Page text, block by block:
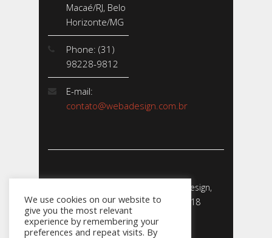
Macaé/RJ, Belo
Horizonte/MG
Phone: (31)
98228-9812
E-mail:
contato@webadesign.com.br
Webadesign - Empresa de Webdesign,
Desenvolvimento de Sites - 2018
CNPJ: 23.856.204/0001-­24
We use cookies on our website to
give you the most relevant
experience by remembering your
preferences and repeat visits. By